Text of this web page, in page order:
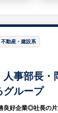
対応、来客対応
ゆくは資金繰り
策定
求人担当コ
は設立から85年
心に建築工事か
る地域密着型
不動産・建設系
事部長・
グループ
良好企業◎社長の